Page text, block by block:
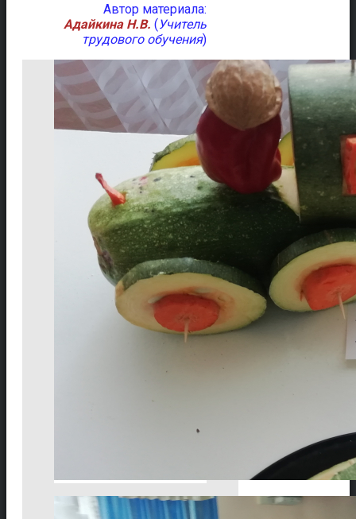
Автор материала:
Адайкина Н.В. (Учитель
трудового обучения)